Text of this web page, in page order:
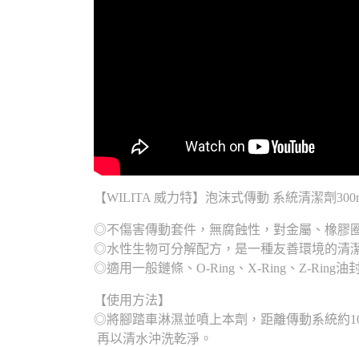
【WILITA 威力特】泡沫式傳動 系統清潔劑
◎不傷害傳動套件，無腐蝕性，對金屬、橡膠
◎水性生物可分解配方，是一種友善環境的清
◎適用一般鏈條、O-Ring、X-Ring、Z-Ring油
【使用方法】
◎將腳踏車淋濕並噴上本劑，距離傳動系統約
再以清水沖洗乾淨。